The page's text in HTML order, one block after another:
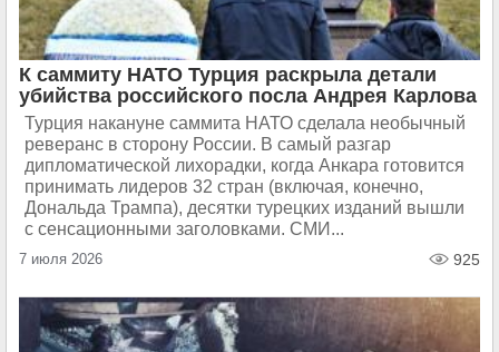
К саммиту НАТО Турция раскрыла детали
убийства российского посла Андрея Карлова
Турция накануне саммита НАТО сделала необычный
реверанс в сторону России. В самый разгар
дипломатической лихорадки, когда Анкара готовится
принимать лидеров 32 стран (включая, конечно,
Дональда Трампа), десятки турецких изданий вышли
с сенсационными заголовками. СМИ...
7 июля 2026 925